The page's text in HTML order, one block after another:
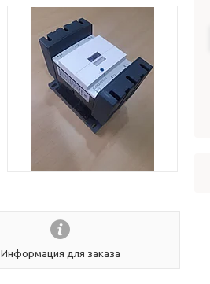
Информация для заказа